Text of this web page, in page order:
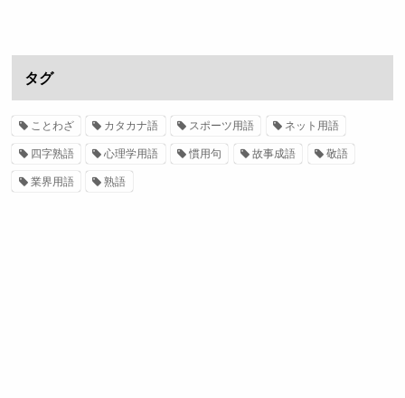
タグ
ことわざ カタカナ語 スポーツ用語 ネット用語
四字熟語 心理学用語 慣用句 故事成語 敬語
業界用語 熟語